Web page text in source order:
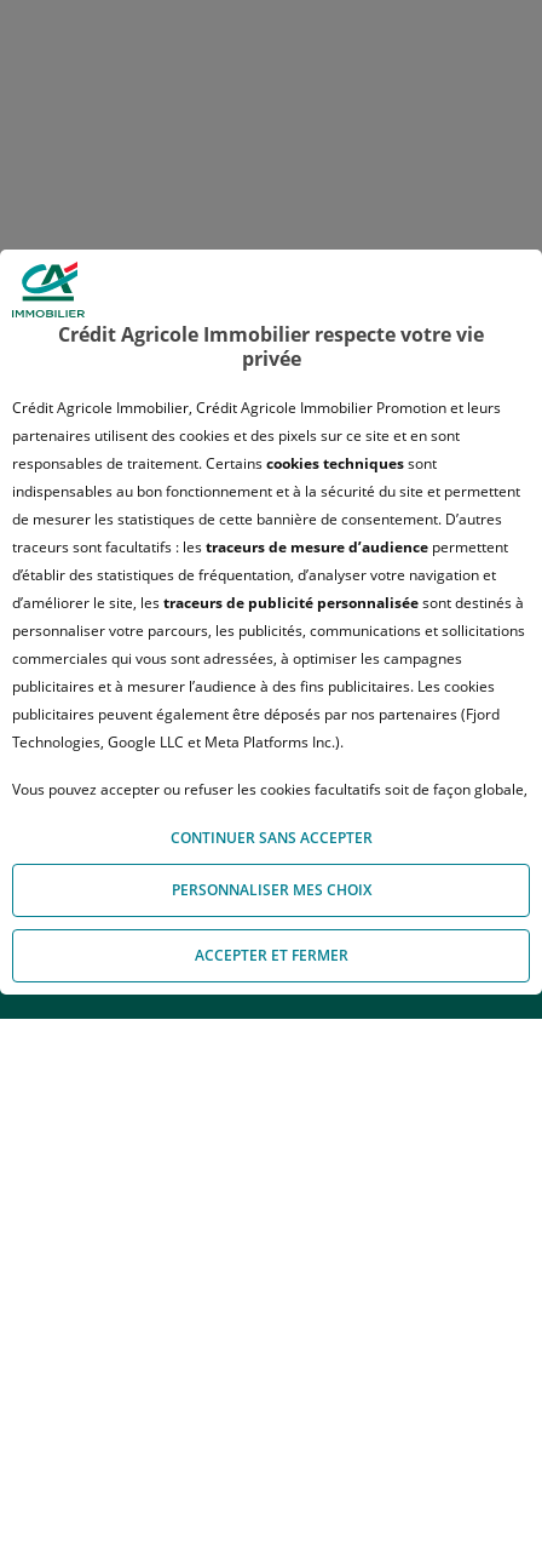
DÉCOUVREZ NOS DERNIÈRES
OPPORTUNITÉ DANS LE NEUF
Appelez-nous Nous contacter
Crédit Agricole Immobilier respecte votre vie
privée
Crédit Agricole Immobilier, Crédit Agricole Immobilier Promotion et leurs
partenaires utilisent des cookies et des pixels sur ce site et en sont
responsables de traitement. Certainscookies techniquessont
indispensables au bon fonctionnement et à la sécurité du site et permettent
de mesurer les statistiques de cette bannière de consentement. D’autres
traceurs sont facultatifs : lestraceurs de mesure d’audience permettent
d’établir des statistiques de fréquentation, d’analyser votre navigation et
d’améliorer le site, lestraceurs de publicité personnaliséesont destinés à
personnaliser votre parcours, les publicités, communications et sollicitations
commerciales qui vous sont adressées, à optimiser les campagnes
publicitaires et à mesurer l’audience à des fins publicitaires. Les cookies
publicitaires peuvent également être déposés par nos partenaires (Fjord
Technologies, Google LLC et Meta Platforms Inc.).
Vous pouvez accepter ou refuser les cookies facultatifs soit de façon globale,
pas poursuivre votre navigation sur notre site. Votre choix peut être modifié
à tout moment, en cliquant sur le lien « Module de Gestion des cookies", en
Pour en savoir plus sur les responsables de traitement et les finalités, cliquez
sur "Personnaliser mes choix".
CONTINUER SANS ACCEPTER
PERSONNALISER MES CHOIX
ACCEPTER ET FERMER